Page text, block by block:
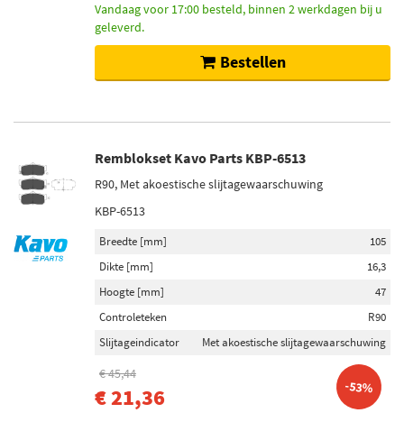
Vandaag voor 17:00 besteld, binnen 2 werkdagen bij u
geleverd.
Bestellen
Remblokset Kavo Parts KBP-6513
R90, Met akoestische slijtagewaarschuwing
KBP-6513
Breedte [mm]
105
Dikte [mm]
16,3
Hoogte [mm]
47
Controleteken
R90
Slijtageindicator
Met akoestische slijtagewaarschuwing
€ 45,44
€ 21,36 -53%